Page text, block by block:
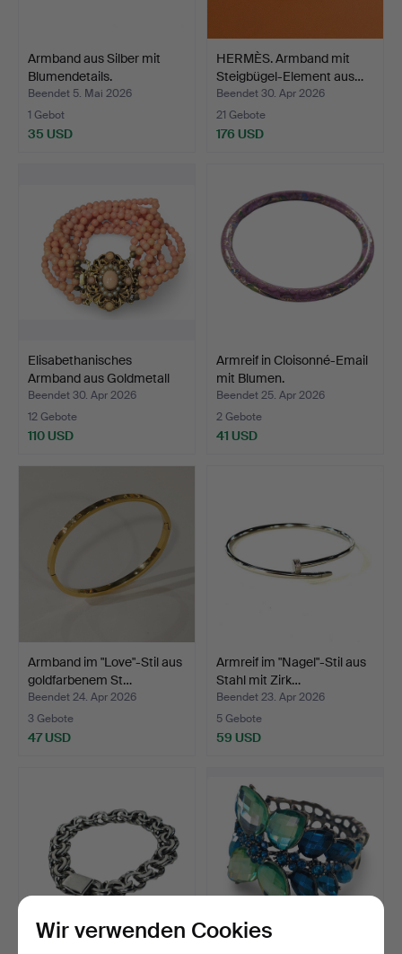
Armband aus Silber mit
Blumendetails.
Beendet 5. Mai 2026
1 Gebot
35 USD
HERMÈS. Armband mit
Steigbügel-Element aus…
Beendet 30. Apr 2026
21 Gebote
176 USD
Elisabethanisches
Armband aus Goldmetall
m…
Beendet 30. Apr 2026
12 Gebote
110 USD
Armreif in Cloisonné-Email
mit Blumen.
Beendet 25. Apr 2026
2 Gebote
41 USD
Armband im "Love"-Stil aus
goldfarbenem St…
Beendet 24. Apr 2026
3 Gebote
47 USD
Armreif im "Nagel"-Stil aus
Stahl mit Zirk…
Beendet 23. Apr 2026
5 Gebote
59 USD
Wir verwenden Cookies